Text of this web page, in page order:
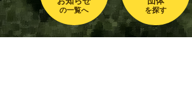
の一覧へ を探す